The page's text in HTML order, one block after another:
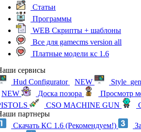
Статьи
Программы
WEB Скрипты + шаблоны
Все для gamecms version all
Платные модели кс 1.6
сервисы
Hud Configurator
NEW
NEW
Доска позора Просмотр
CSO MACHINE GUN
партнеры
Скачать КС 1.6 (Рекомендуем!)